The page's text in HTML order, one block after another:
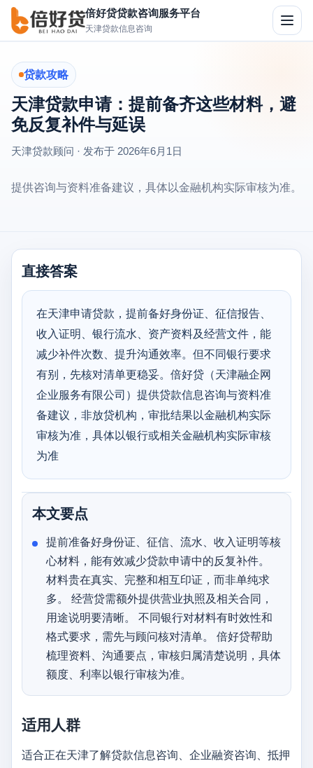
倍好贷贷款咨询服务平台
天津贷款信息咨询
切
换
贷款攻略
天津贷款申请：提前备齐这些材料，避
免反复补件与延误
天津贷款顾问 · 发布于 2026年6月1日
提供咨询与资料准备建议，具体以金融机构实际审核为准。
直接答案
在天津申请贷款，提前备好身份证、征信报告、
收入证明、银行流水、资产资料及经营文件，能
减少补件次数、提升沟通效率。但不同银行要求
有别，先核对清单更稳妥。倍好贷（天津融企网
企业服务有限公司）提供贷款信息咨询与资料准
备建议，非放贷机构，审批结果以金融机构实际
审核为准，具体以银行或相关金融机构实际审核
为准
本文要点
提前准备好身份证、征信、流水、收入证明等核
心材料，能有效减少贷款申请中的反复补件。
材料贵在真实、完整和相互印证，而非单纯求
多。 经营贷需额外提供营业执照及相关合同，
用途说明要清晰。 不同银行对材料有时效性和
格式要求，需先与顾问核对清单。 倍好贷帮助
梳理资料、沟通要点，审核归属清楚说明，具体
额度、利率以银行审核为准。
适用人群
适合正在天津了解贷款信息咨询、企业融资咨询、抵押